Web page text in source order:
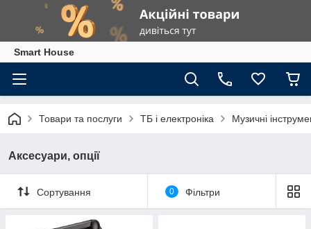
Smart House
Товари та послуги ТБ і електроніка Музичні
Аксесуари, опції
Сортування 0 Фільтри